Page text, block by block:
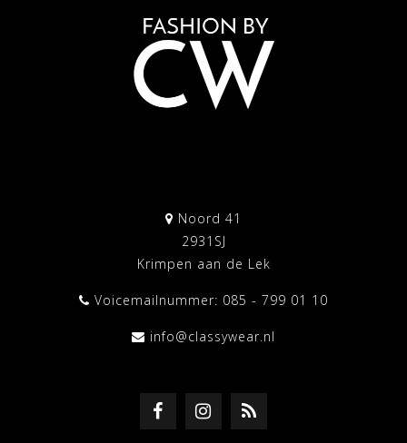
Noord 41
2931SJ
Krimpen aan de Lek
Voicemailnummer: 085 - 799 01 10
info@classywear.nl